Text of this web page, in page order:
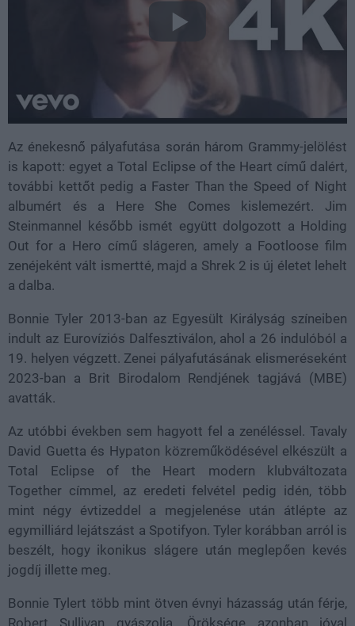
Az énekesnő pályafutása során három Grammy-jelölést
is kapott: egyet a Total Eclipse of the Heart című dalért,
további kettőt pedig a Faster Than the Speed of Night
albumért és a Here She Comes kislemezért. Jim
Steinmannel később ismét együtt dolgozott a Holding
Out for a Hero című slágeren, amely a Footloose film
zenéjeként vált ismertté, majd a Shrek 2 is új életet lehelt
a dalba.
Bonnie Tyler 2013-ban az Egyesült Királyság színeiben
indult az Eurovíziós Dalfesztiválon, ahol a 26 indulóból a
19. helyen végzett. Zenei pályafutásának elismeréseként
2023-ban a Brit Birodalom Rendjének tagjává (MBE)
avatták.
Az utóbbi években sem hagyott fel a zenéléssel. Tavaly
David Guetta és Hypaton közreműködésével elkészült a
Total Eclipse of the Heart modern klubváltozata
Together címmel, az eredeti felvétel pedig idén, több
mint négy évtizeddel a megjelenése után átlépte az
egymilliárd lejátszást a Spotifyon. Tyler korábban arról is
beszélt, hogy ikonikus slágere után meglepően kevés
jogdíj illette meg.
Bonnie Tylert több mint ötven évnyi házasság után férje,
Robert Sullivan gyászolja. Öröksége azonban jóval